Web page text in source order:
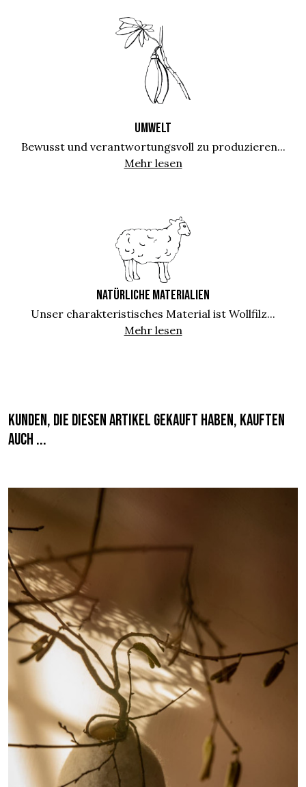
UMWELT
Bewusst und verantwortungsvoll zu produzieren...
Mehr lesen
NATÜRLICHE MATERIALIEN
Unser charakteristisches Material ist Wollfilz...
Mehr lesen
Kunden, die diesen Artikel gekauft haben, kauften
auch ...